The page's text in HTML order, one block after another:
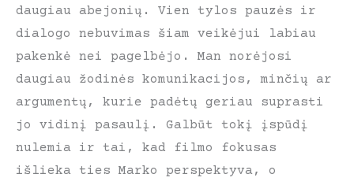
daugiau abejonių. Vien tylos pauzės ir
dialogo nebuvimas šiam veikėjui labiau
pakenkė nei pagelbėjo. Man norėjosi
daugiau žodinės komunikacijos, minčių ar
argumentų, kurie padėtų geriau suprasti
jo vidinį pasaulį. Galbūt tokį įspūdį
nulemia ir tai, kad filmo fokusas
išlieka ties Marko perspektyva, o